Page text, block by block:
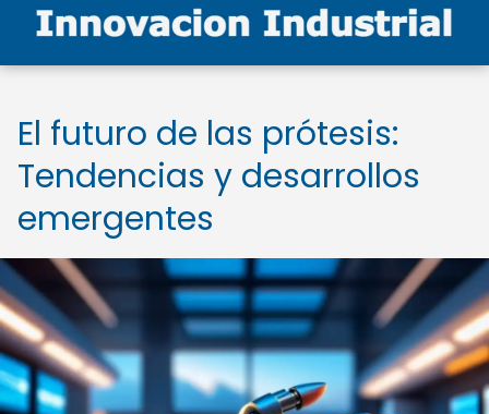
El futuro de las prótesis:
Tendencias y desarrollos
emergentes